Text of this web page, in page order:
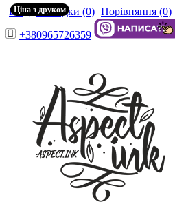
Вхід Закладки (0) Порівняння (0)
+380965726359
Ціна з друком